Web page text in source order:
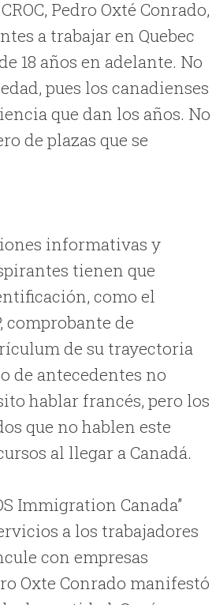
Pedro Oxté Conrado,
a trabajar en Quebec
18 años en adelante. No
pues los canadienses
que dan los años. No
de plazas que se
informativas y
tienen que
como el
comprobante de
de su trayectoria
de antecedentes no
hablar francés, pero los
que no hablen este
al llegar a Canadá.
Immigration Canada”
a los trabajadores
con empresas
Oxte Conrado manifestó